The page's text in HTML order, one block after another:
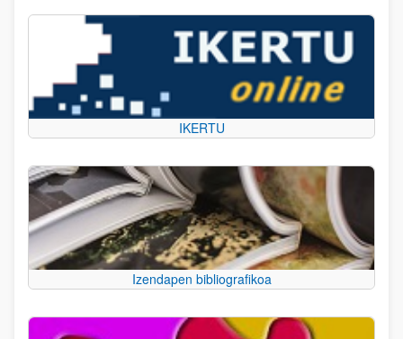
IKERTU
Izendapen bibliografikoa